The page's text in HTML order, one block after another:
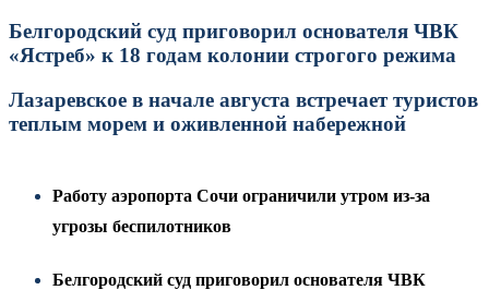
Белгородский суд приговорил основателя ЧВК
«Ястреб» к 18 годам колонии строгого режима
Лазаревское в начале августа встречает туристов
теплым морем и оживленной набережной
Работу аэропорта Сочи ограничили утром из-за
угрозы беспилотников
Белгородский суд приговорил основателя ЧВК